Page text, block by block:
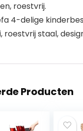
roestvrij.
4-delige
roestvrij staal,
Producten